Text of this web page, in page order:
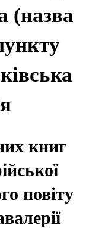
(назва
книг
повіту